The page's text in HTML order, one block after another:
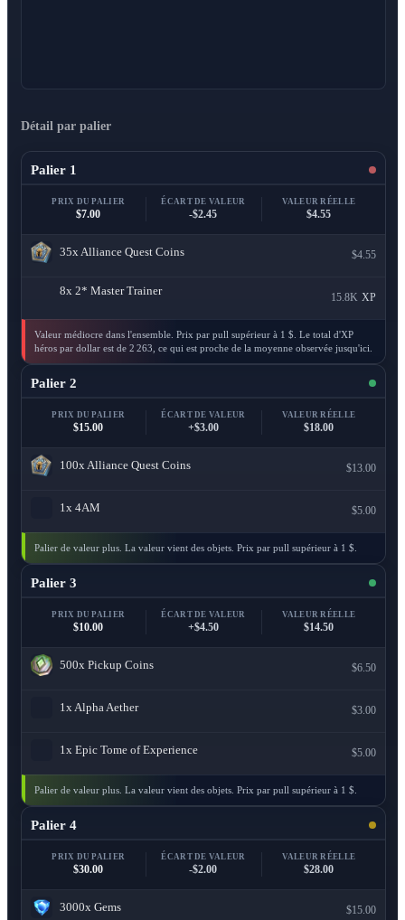
Détail par palier
Palier 1
PRIX DU PALIER
$7.00
ÉCART DE VALEUR
-$2.45
VALEUR RÉELLE
$4.55
35x Alliance Quest Coins $4.55
8x 2* Master Trainer
15.8K XP
Valeur médiocre dans l'ensemble. Prix par pull supérieur à 1 $. Le total d'XP
héros par dollar est de 2 263, ce qui est proche de la moyenne observée jusqu'ici.
Palier 2
PRIX DU PALIER
$15.00
ÉCART DE VALEUR
+$3.00
VALEUR RÉELLE
$18.00
100x Alliance Quest Coins $13.00
1x 4AM $5.00
Palier de valeur plus. La valeur vient des objets. Prix par pull supérieur à 1 $.
Palier 3
PRIX DU PALIER
$10.00
ÉCART DE VALEUR
+$4.50
VALEUR RÉELLE
$14.50
500x Pickup Coins $6.50
1x Alpha Aether $3.00
1x Epic Tome of Experience $5.00
Palier de valeur plus. La valeur vient des objets. Prix par pull supérieur à 1 $.
Palier 4
PRIX DU PALIER
$30.00
ÉCART DE VALEUR
-$2.00
VALEUR RÉELLE
$28.00
3000x Gems $15.00